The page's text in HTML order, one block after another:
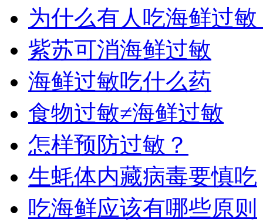
为什么有人吃海鲜过敏
紫苏可消海鲜过敏
海鲜过敏吃什么药
食物过敏≠海鲜过敏
怎样预防过敏？
生蚝体内藏病毒要慎吃
吃海鲜应该有哪些原则